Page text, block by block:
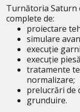
Turnătoria Saturn
complete de:
proiectare
simulare
execuție
execuție
tratamente
normalizare;
prelucrări de
grunduire.